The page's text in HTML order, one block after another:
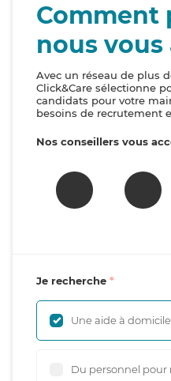
Comment
nous vous
Avec un réseau de plus
Click&Care sélectionne
candidats pour votre
besoins de recrutement
Nos conseillers vous
Je recherche
Une aide à domicile
Du personnel